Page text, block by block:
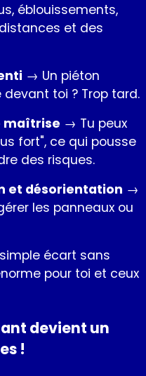
éblouissements,
et des
→ Un piéton
toi ? Trop tard.
maîtrise → Tu peux
fort", ce qui pousse
des risques.
et désorientation →
les panneaux ou
écart sans
pour toi et ceux
devient un
!